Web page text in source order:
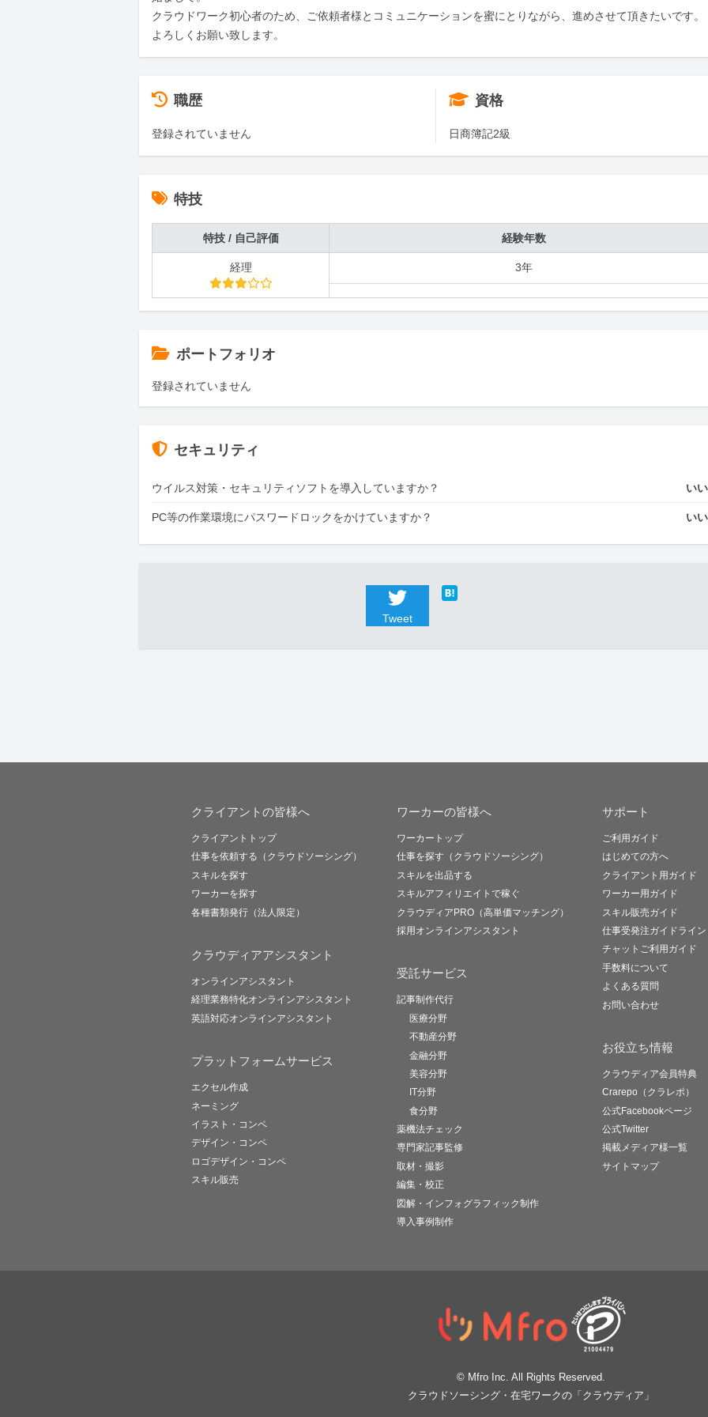
クラウドワーク初心者のため、ご依頼者様とコミュニケーションを蜜にとりながら、進めさせて頂きたいです。
よろしくお願い致します。
職歴
登録されていません
資格
日商簿記2級
特技
特技 / 自己評価 経験年数
経理 3年
ポートフォリオ
登録されていません
セキュリティ
ウイルス対策・セキュリティソフトを導入していますか？ い
PC等の作業環境にパスワードロックをかけていますか？ い
Tweet
クライアントの皆様へ
クライアントトップ
仕事を依頼する（クラウドソーシング）
スキルを探す
ワーカーを探す
各種書類発行（法人限定）
クラウディアアシスタント
オンラインアシスタント
経理業務特化オンラインアシスタント
英語対応オンラインアシスタント
プラットフォームサービス
エクセル作成
ネーミング
イラスト・コンペ
デザイン・コンペ
ロゴデザイン・コンペ
スキル販売
ワーカーの皆様へ
ワーカートップ
仕事を探す（クラウドソーシング）
スキルを出品する
スキルアフィリエイトで稼ぐ
クラウディアPRO（高単価マッチング）
採用オンラインアシスタント
受託サービス
記事制作代行
医療分野
不動産分野
金融分野
美容分野
IT分野
食分野
薬機法チェック
専門家記事監修
取材・撮影
編集・校正
図解・インフォグラフィック制作
導入事例制作
サポート
ご利用ガイド
はじめての方へ
クライアント用ガイド
ワーカー用ガイド
スキル販売ガイド
仕事受発注ガイドライン
チャットご利用ガイド
手数料について
よくある質問
お問い合わせ
お役立ち情報
クラウディア会員特典
Crarepo（クラレポ）
公式Facebookページ
公式Twitter
掲載メディア様一覧
サイトマップ
© Mfro Inc. All Rights Reserved.
クラウドソーシング・在宅ワークの「クラウディア」